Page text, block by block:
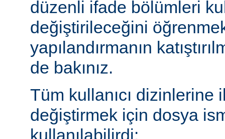
düzenli ifade bölümleri
değiştirileceğini
yapılandırmanın
de bakınız.
Tüm kullanıcı dizinlerine
değiştirmek için dosya
kullanılabilirdi: